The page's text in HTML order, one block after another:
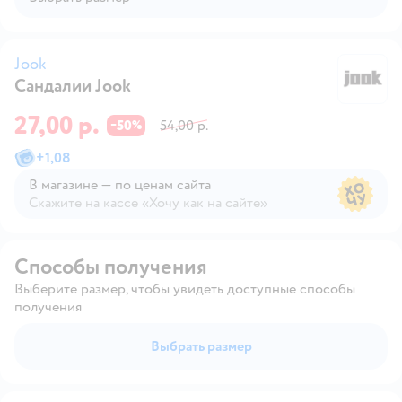
Jook
Сандалии Jook
27,00 р. −50%
54,00 р.
+1,08
В магазине — по ценам сайта
Скажите на кассе «Хочу как на сайте»
Способы получения
Выберите размер, чтобы увидеть доступные способы
получения
Выбрать размер